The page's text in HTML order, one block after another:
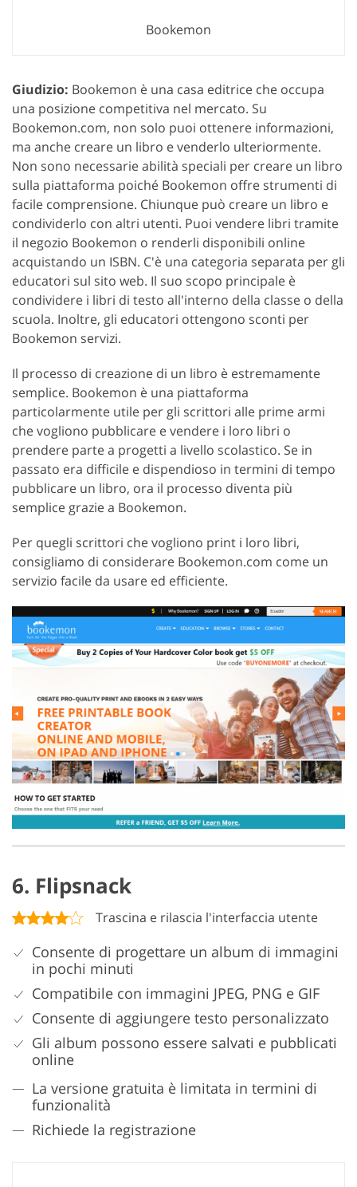
Bookemon
Giudizio: Bookemon è una casa editrice che occupa
una posizione competitiva nel mercato. Su
Bookemon.com, non solo puoi ottenere informazioni,
ma anche creare un libro e venderlo ulteriormente.
Non sono necessarie abilità speciali per creare un libro
sulla piattaforma poiché Bookemon offre strumenti di
facile comprensione. Chiunque può creare un libro e
condividerlo con altri utenti. Puoi vendere libri tramite
il negozio Bookemon o renderli disponibili online
acquistando un ISBN. C'è una categoria separata per gli
educatori sul sito web. Il suo scopo principale è
condividere i libri di testo all'interno della classe o della
scuola. Inoltre, gli educatori ottengono sconti per
Bookemon servizi.
Il processo di creazione di un libro è estremamente
semplice. Bookemon è una piattaforma
particolarmente utile per gli scrittori alle prime armi
che vogliono pubblicare e vendere i loro libri o
prendere parte a progetti a livello scolastico. Se in
passato era difficile e dispendioso in termini di tempo
pubblicare un libro, ora il processo diventa più
semplice grazie a Bookemon.
Per quegli scrittori che vogliono print i loro libri,
consigliamo di considerare Bookemon.com come un
servizio facile da usare ed efficiente.
6. Flipsnack
Trascina e rilascia l'interfaccia utente
Consente di progettare un album di immagini
in pochi minuti
Compatibile con immagini JPEG, PNG e GIF
Consente di aggiungere testo personalizzato
Gli album possono essere salvati e pubblicati
online
La versione gratuita è limitata in termini di
funzionalità
Richiede la registrazione